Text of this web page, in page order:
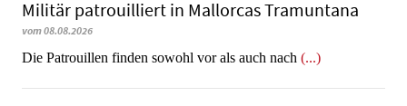
Militär patrouilliert in Mallorcas Tramuntana
vom 08.08.2026
Die Patrouillen finden sowohl vor als auch nach (...)